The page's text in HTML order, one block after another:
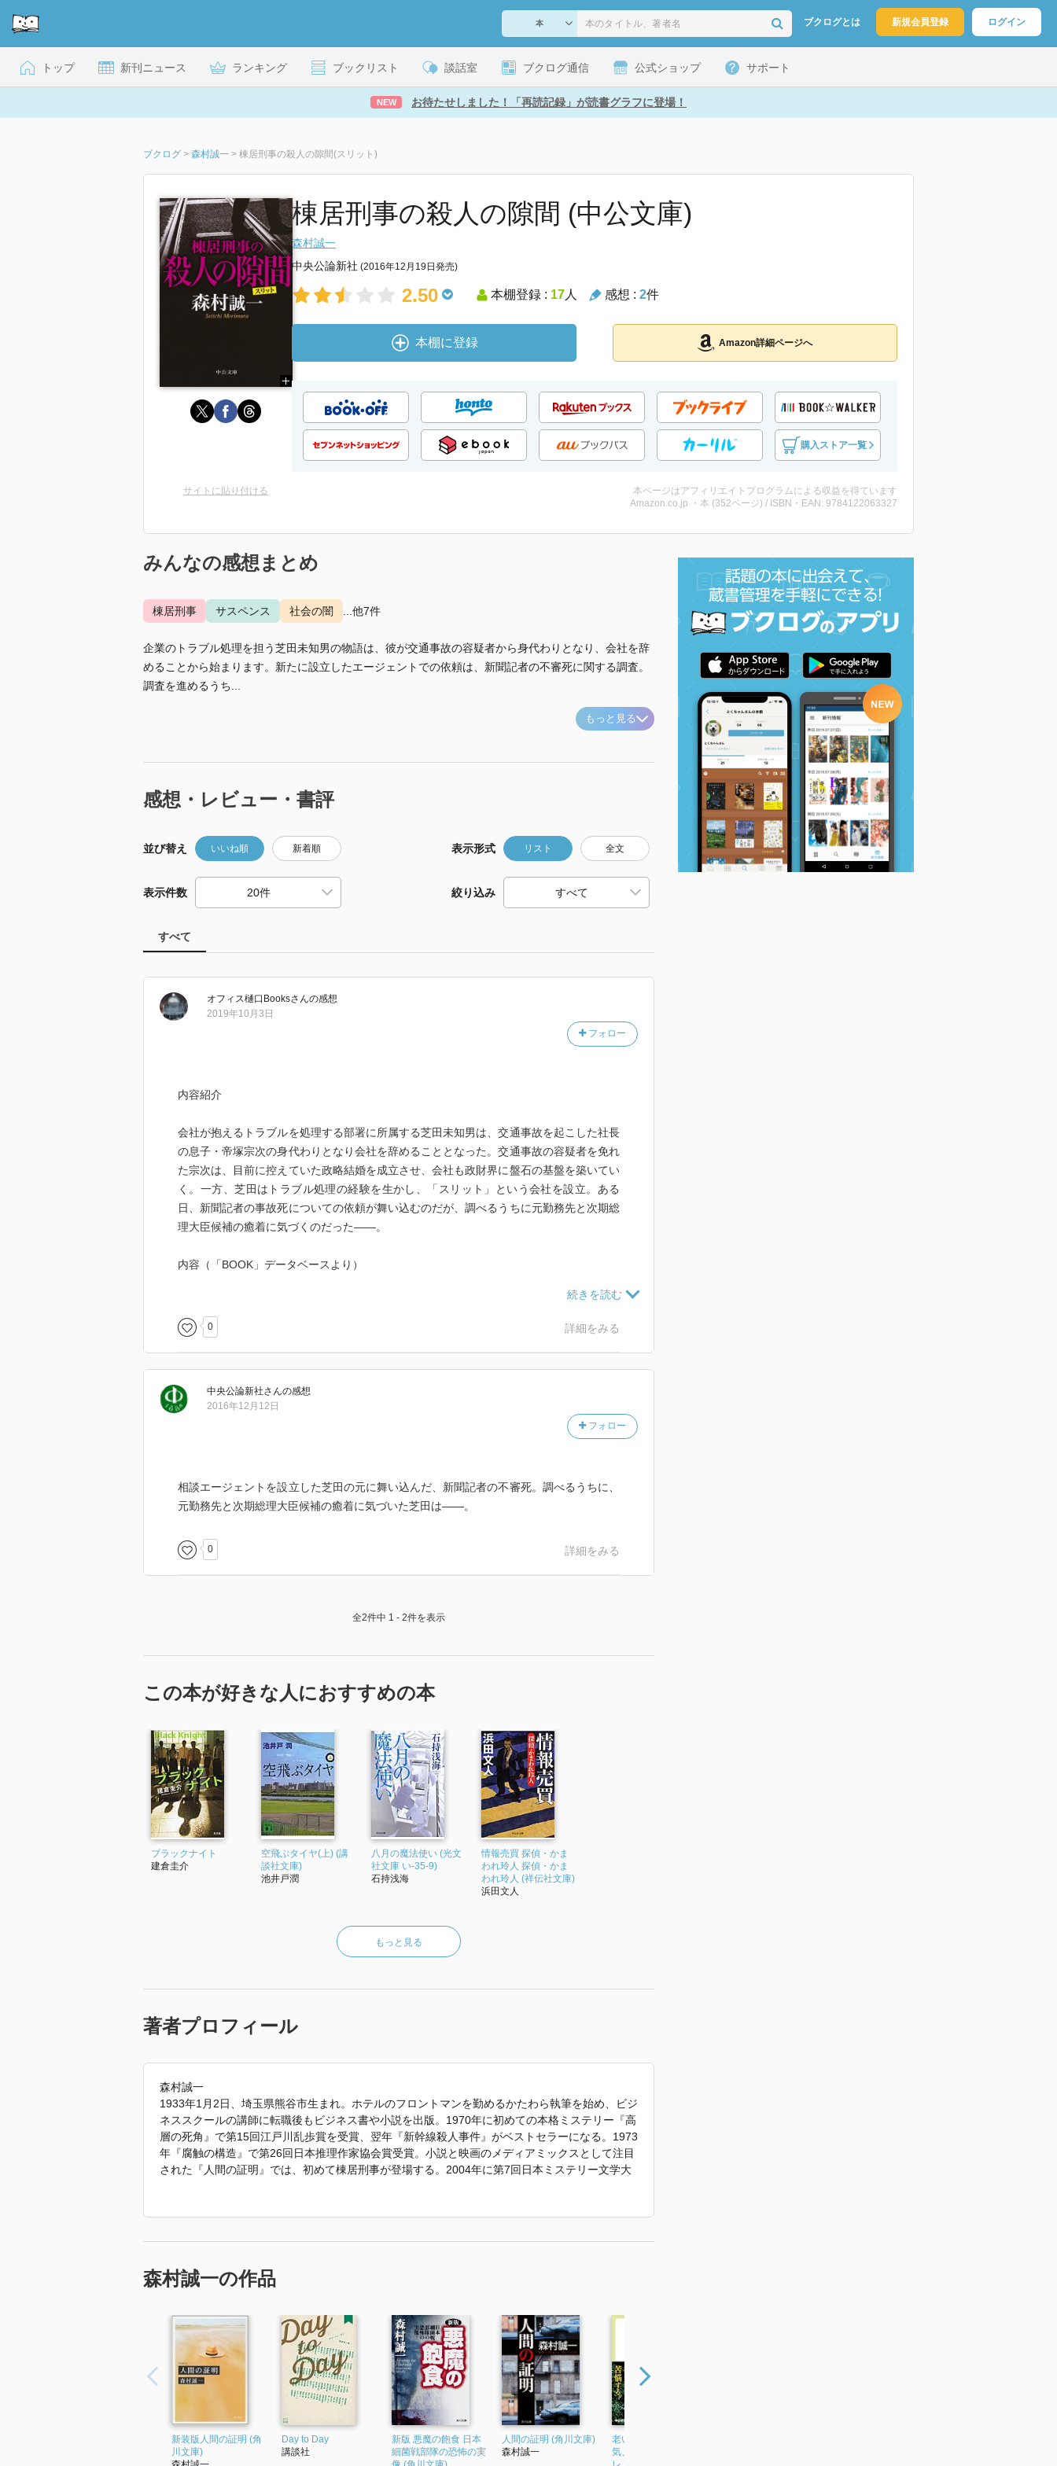
ブクログとは 新規会員登録 ログイン
トップ 新刊ニュース ランキング ブックリスト 談話室 ブクログ通信 公式ショップ サポート
NEW お待たせしました！「再読記録」が読書グラフに登場！
ブクログ > 森村誠一 > 棟居刑事の殺人の隙間(スリット)
棟居刑事の殺人の隙間 (中公文庫)
森村誠一
中央公論新社 (2016年12月19日発売)
2.50 本棚登録 : 17人 感想 : 2件
本棚に登録 Amazon詳細ページへ
購入ストア一覧
サイトに貼り付ける
本ページはアフィリエイトプログラムによる収益を得ています
Amazon.co.jp ・本 (352ページ) / ISBN・EAN: 9784122063327
みんなの感想まとめ
棟居刑事 サスペンス 社会の闇 ...他7件
企業のトラブル処理を担う芝田未知男の物語は、彼が交通事故の容疑者から身代わりとなり、会社を辞
めることから始まります。新たに設立したエージェントでの依頼は、新聞記者の不審死に関する調査。
調査を進めるうち...
もっと見る
感想・レビュー・書評
並び替え いいね順 新着順 表示形式 リスト 全文
表示件数 絞り込み
すべて
オフィス樋口Booksさんの感想
フォロー
2019年10月3日
内容紹介
会社が抱えるトラブルを処理する部署に所属する芝田未知男は、交通事故を起こした社長
の息子・帝塚宗次の身代わりとなり会社を辞めることとなった。交通事故の容疑者を免れ
た宗次は、目前に控えていた政略結婚を成立させ、会社も政財界に盤石の基盤を築いてい
く。一方、芝田はトラブル処理の経験を生かし、「スリット」という会社を設立。ある
日、新聞記者の事故死についての依頼が舞い込むのだが、調べるうちに元勤務先と次期総
理大臣候補の癒着に気づくのだった――。
内容（「BOOK」データベースより）
トラブル処理の部署に所属していた芝田は、交通事故を起こした社長の息子の身代わりと
なり会社を辞めることになった。受け取った口止め料を元手に設立したエージェントに、
ある日、新聞記者の不審死についての調査依頼が舞い込む。調べるうち、元勤務先と次期
著者略歴 (「BOOK著者紹介情報」より)
造』で日本推理作家協会賞、76年『人間の証明』で角川小説賞、2003年に日本ミステリ
ー文学大賞、08年『小説道場』で加藤郁乎賞、11年『悪道』で吉川英治文学賞を受賞(本
0 詳細をみる
中央公論新社さんの感想
フォロー
2016年12月12日
相談エージェントを設立した芝田の元に舞い込んだ、新聞記者の不審死。調べるうちに、
元勤務先と次期総理大臣候補の癒着に気づいた芝田は――。
0 詳細をみる
全2件中 1 - 2件を表示
この本が好きな人におすすめの本
ブラックナイト
建倉圭介
空飛ぶタイヤ(上) (講
談社文庫)
池井戸潤
八月の魔法使い (光文
社文庫 い-35-9)
石持浅海
情報売買 探偵・かま
われ玲人 探偵・かま
われ玲人 (祥伝社文庫)
浜田文人
もっと見る
著者プロフィール
森村誠一
1933年1月2日、埼玉県熊谷市生まれ。ホテルのフロントマンを勤めるかたわら執筆を始め、ビジ
ネススクールの講師に転職後もビジネス書や小説を出版。1970年に初めての本格ミステリー『高
層の死角』で第15回江戸川乱歩賞を受賞、翌年『新幹線殺人事件』がベストセラーになる。1973
年『腐触の構造』で第26回日本推理作家協会賞受賞。小説と映画のメディアミックスとして注目
された『人間の証明』では、初めて棟居刑事が登場する。2004年に第7回日本ミステリー文学大
会的発言も疎かにしていない。
森村誠一の作品
新装版人間の証明 (角
川文庫)
Day to Day
講談社
新版 悪魔の飽食 日本
細菌戦部隊の恐怖の実
人間の証明 (角川文庫)
森村誠一
老いる意味 うつ、勇
気、夢 (中公新書ラク